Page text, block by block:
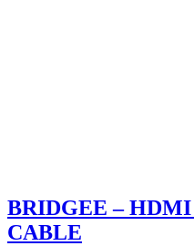
BRIDGEE –
CABLE